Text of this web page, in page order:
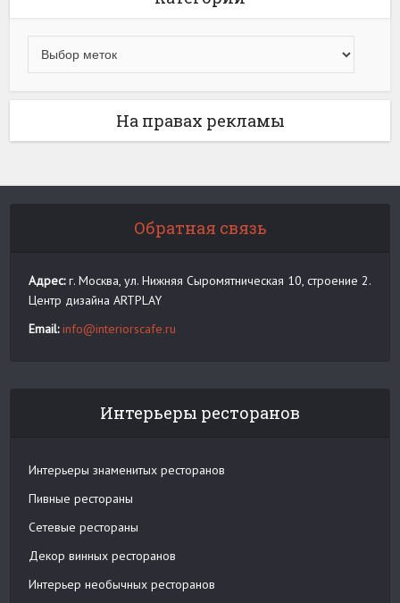
На правах рекламы
Обратная связь
Адрес:г. Москва, ул. Нижняя Сыромятническая 10, строение 2.
Центр дизайна ARTPLAY
Email: info@interiorscafe.ru
Интерьеры ресторанов
Интерьеры знаменитых ресторанов
Пивные рестораны
Сетевые рестораны
Декор винных ресторанов
Интерьер необычных ресторанов